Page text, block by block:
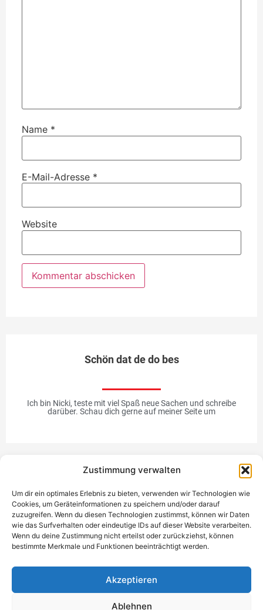
Zustimmung verwalten
Um dir ein optimales Erlebnis zu bieten, verwenden wir Technologien wie
Cookies, um Geräteinformationen zu speichern und/oder darauf
zuzugreifen. Wenn du diesen Technologien zustimmst, können wir Daten
wie das Surfverhalten oder eindeutige IDs auf dieser Website verarbeiten.
Wenn du deine Zustimmung nicht erteilst oder zurückziehst, können
bestimmte Merkmale und Funktionen beeinträchtigt werden.
Akzeptieren
Ablehnen
Name *
E-Mail-Adresse *
Website
Schön dat de do bes
Ich bin Nicki, teste mit viel Spaß neue Sachen und schreibe
darüber. Schau dich gerne auf meiner Seite um